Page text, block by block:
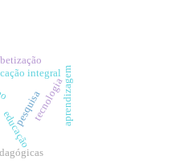
educação
pesquisa
integral
tecnologiaaprendizagem